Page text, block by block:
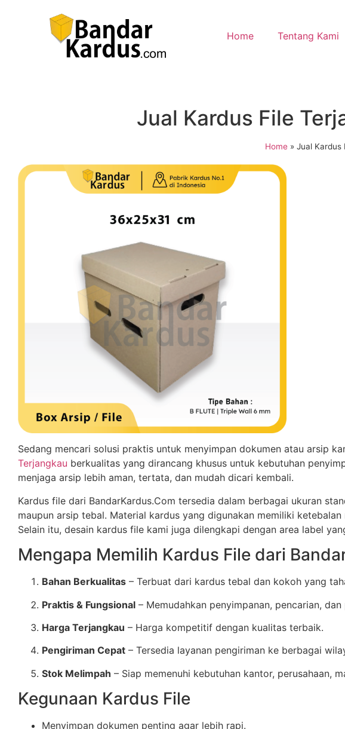
Home Tentang Kami
Jual Kardus File
Home » Jual Kardus
Sedang mencari solusi praktis untuk menyimpan dokumen atau arsip
Terjangkau berkualitas yang dirancang khusus untuk kebutuhan
menjaga arsip lebih aman, tertata, dan mudah dicari kembali.
Kardus file dari BandarKardus.Com tersedia dalam berbagai ukuran
maupun arsip tebal. Material kardus yang digunakan memiliki
Selain itu, desain kardus file kami juga dilengkapi dengan area label
Mengapa Memilih Kardus File dari
Bahan Berkualitas – Terbuat dari kardus tebal dan kokoh yang
Praktis & Fungsional – Memudahkan penyimpanan, pencarian,
Harga Terjangkau – Harga kompetitif dengan kualitas terbaik.
Pengiriman Cepat – Tersedia layanan pengiriman ke berbagai
Stok Melimpah – Siap memenuhi kebutuhan kantor, perusahaan,
Kegunaan Kardus File
Menyimpan dokumen penting agar lebih rapi.